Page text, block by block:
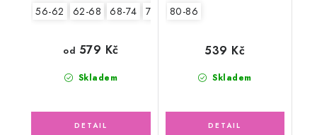
56-62 62-68 68-74 74-80 80-86
Skladem
od 579 Kč
80-86
Skladem
539 Kč